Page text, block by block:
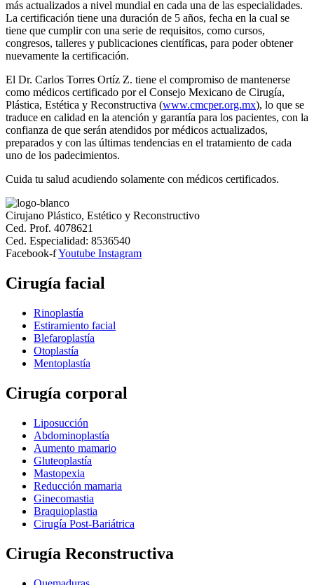
más actualizados a nivel mundial en cada una de las especialidades.
La certificación tiene una duración de 5 años, fecha en la cual se
tiene que cumplir con una serie de requisitos, como cursos,
congresos, talleres y publicaciones científicas, para poder obtener
nuevamente la certificación.
El Dr. Carlos Torres Ortíz Z. tiene el compromiso de mantenerse
como médicos certificado por el Consejo Mexicano de Cirugía,
Plástica, Estética y Reconstructiva (www.cmcper.org.mx), lo que se
traduce en calidad en la atención y garantía para los pacientes, con la
confianza de que serán atendidos por médicos actualizados,
preparados y con las últimas tendencias en el tratamiento de cada
uno de los padecimientos.
Cuida tu salud acudiendo solamente con médicos certificados.
Cirujano Plástico, Estético y Reconstructivo
Ced. Prof. 4078621
Ced. Especialidad: 8536540
Facebook-fYoutube Instagram
Cirugía facial
Rinoplastía
Estiramiento facial
Blefaroplastía
Otoplastía
Mentoplastía
Cirugía corporal
Liposucción
Abdominoplastía
Aumento mamario
Gluteoplastía
Mastopexia
Reducción mamaria
Ginecomastia
Braquioplastia
Cirugía Post-Bariátrica
Cirugía Reconstructiva